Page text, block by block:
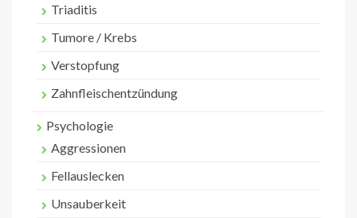
Triaditis
Tumore / Krebs
Verstopfung
Zahnfleischentzündung
Psychologie
Aggressionen
Fellauslecken
Unsauberkeit